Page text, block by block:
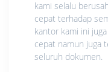
kami selalu
cepat terhadap
kantor kami ini
cepat namun juga
seluruh dokumen.